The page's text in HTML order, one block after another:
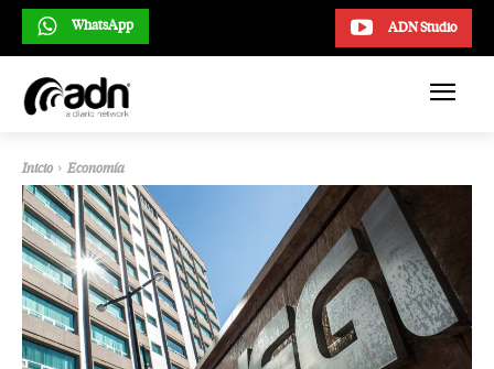
ADN Studio
WhatsApp
Inicio Economía